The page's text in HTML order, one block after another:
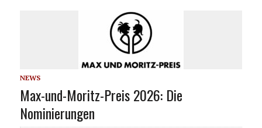
NEWS
Max-und-Moritz-Preis 2026: Die
Nominierungen